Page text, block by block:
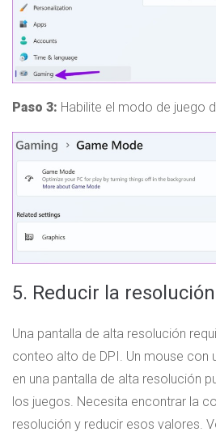
Paso 3: Habilite el modo de juego
5. Reducir la
Una pantalla de alta resolución
conteo alto de DPI. Un mouse con
en una pantalla de alta resolución
los juegos. Necesita encontrar la
resolución y reducir esos valores.